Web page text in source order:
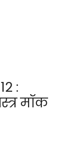
:
मॉक